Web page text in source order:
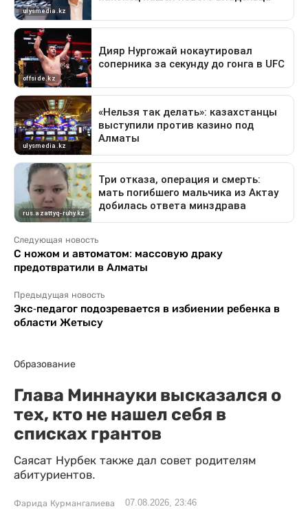
Следующая новость
С ножом и автоматом: массовую драку
предотвратили в Алматы
Предыдущая новость
Экс-педагог подозревается в избиении ребенка в
области Жетысу
Образование
Глава Миннауки высказался о
тех, кто не нашел себя в
списках грантов
Саясат Нурбек также дал совет родителям
абитуриентов.
Фарида Курмангалиева 07.08.2026, 23:46